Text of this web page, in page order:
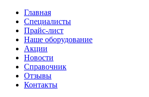
Главная
Специалисты
Прайс-лист
Наше оборудование
Акции
Новости
Справочник
Отзывы
Контакты